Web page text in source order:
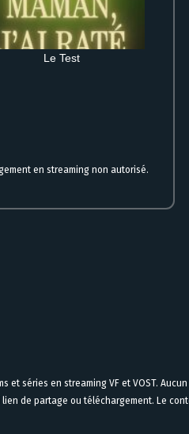
Le Test
en streaming non autorisé.
séries en streaming VF et VOST.
de partage ou téléchargement. Le